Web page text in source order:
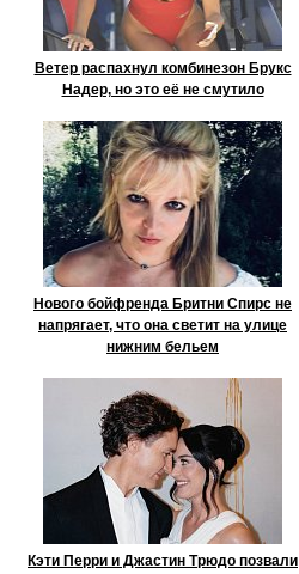
Ветер распахнул комбинезон Брукс
Надер, но это её не смутило
Нового бойфренда Бритни Спирс не
напрягает, что она светит на улице
нижним бельем
Кэти Перри и Джастин Трюдо позвали